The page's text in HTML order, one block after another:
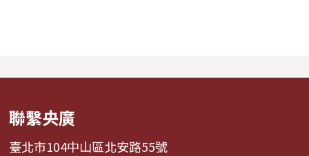
啦啦隊...
論與主持人...
聯繫央廣
臺北市104中山區北安路55號